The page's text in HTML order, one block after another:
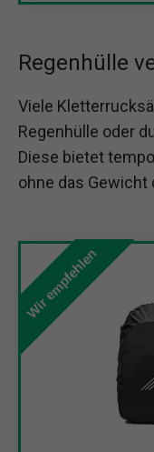
Regenhülle
Viele
Regenhülle oder
Diese bietet
ohne das Gewicht
Wir empfehlen